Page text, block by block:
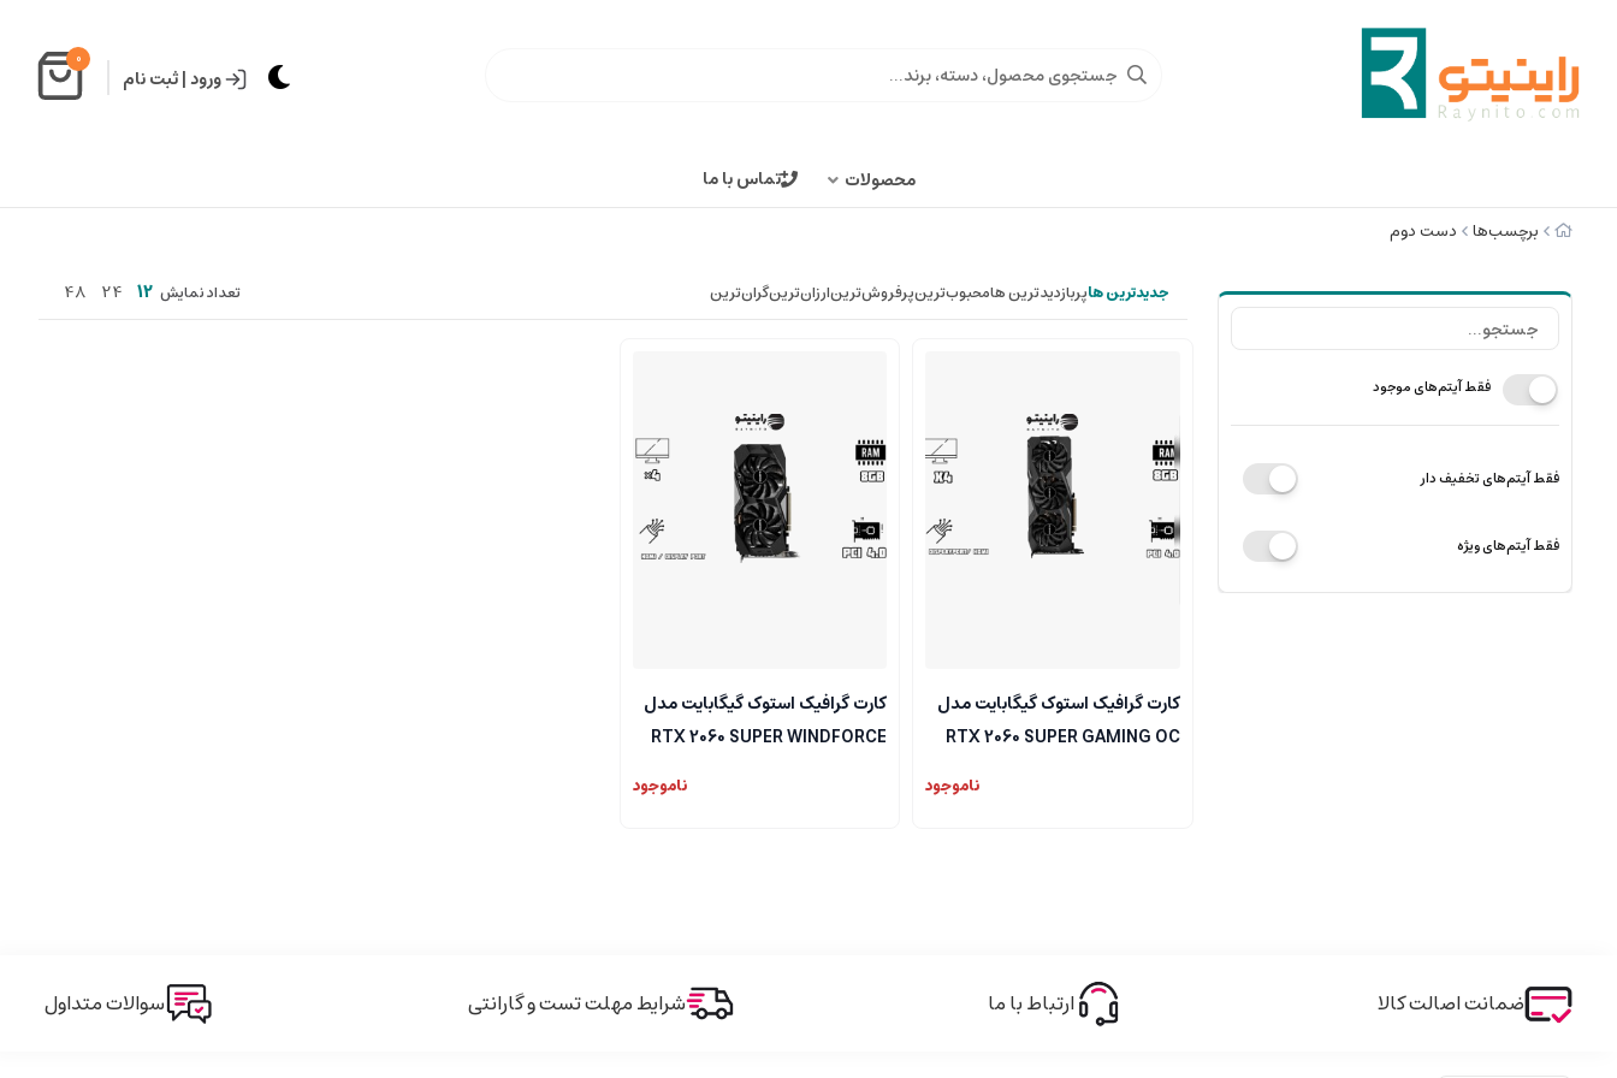
ورود|ثبت نام
0
محصولات تماس با ما
برچسب‌ها دست دوم
فقط آیتم‌های موجود
فقط آیتم‌های تخفیف دار
فقط آیتم‌های ویژه
جدیدترین هاپربازدیدترین هامحبوب‌‌ترینپرفروش‌ترینارزان‌ترینگران‌ترین تعداد نمایش 12
24
48
کارت گرافیک استوک گیگابایت مدل
RTX 2060 SUPER GAMING OC
ناموجود
کارت گرافیک استوک گیگابایت مدل
RTX 2060 SUPER WINDFORCE
ناموجود
ضمانت اصالت کالا ارتباط با ما شرایط مهلت تست و گارانتی سوالات متداول